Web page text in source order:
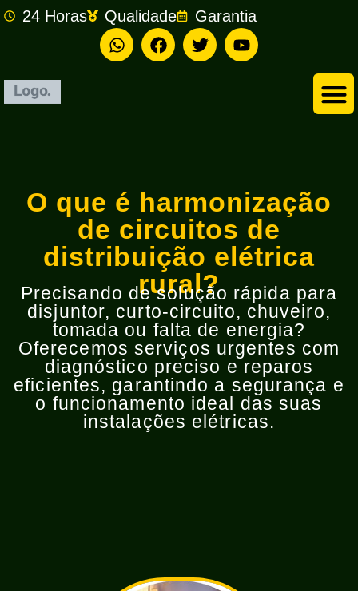
Eletricista Rápido 24
elétricos simples e complexos.
Oferecemos serviços de qualidade, com atendimento
rápido e preços acessíveis que cabem no seu bolso,
sempre focando em suas necessidades.
Serviços Para Disjuntor
Serviços para Disjuntor: Atendimento emergencial